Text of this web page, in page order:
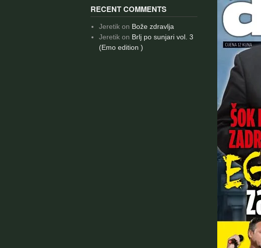
RECENT COMMENTS
Jeretikon Bože zdravlja
Jeretikon Brlj po sunjari vol. 3
(Emo edition )